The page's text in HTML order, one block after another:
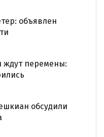
объявлен
ждут перемены:
обсудили